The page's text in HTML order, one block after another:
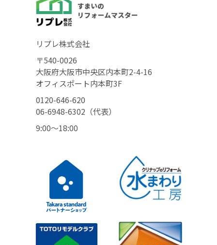
リプレ株式会社
〒540-0026
大阪府大阪市中央区内本町2-4-16
オフィスポート内本町3F
0120-646-620
06-6948-6302（代表）
9:00〜18:00